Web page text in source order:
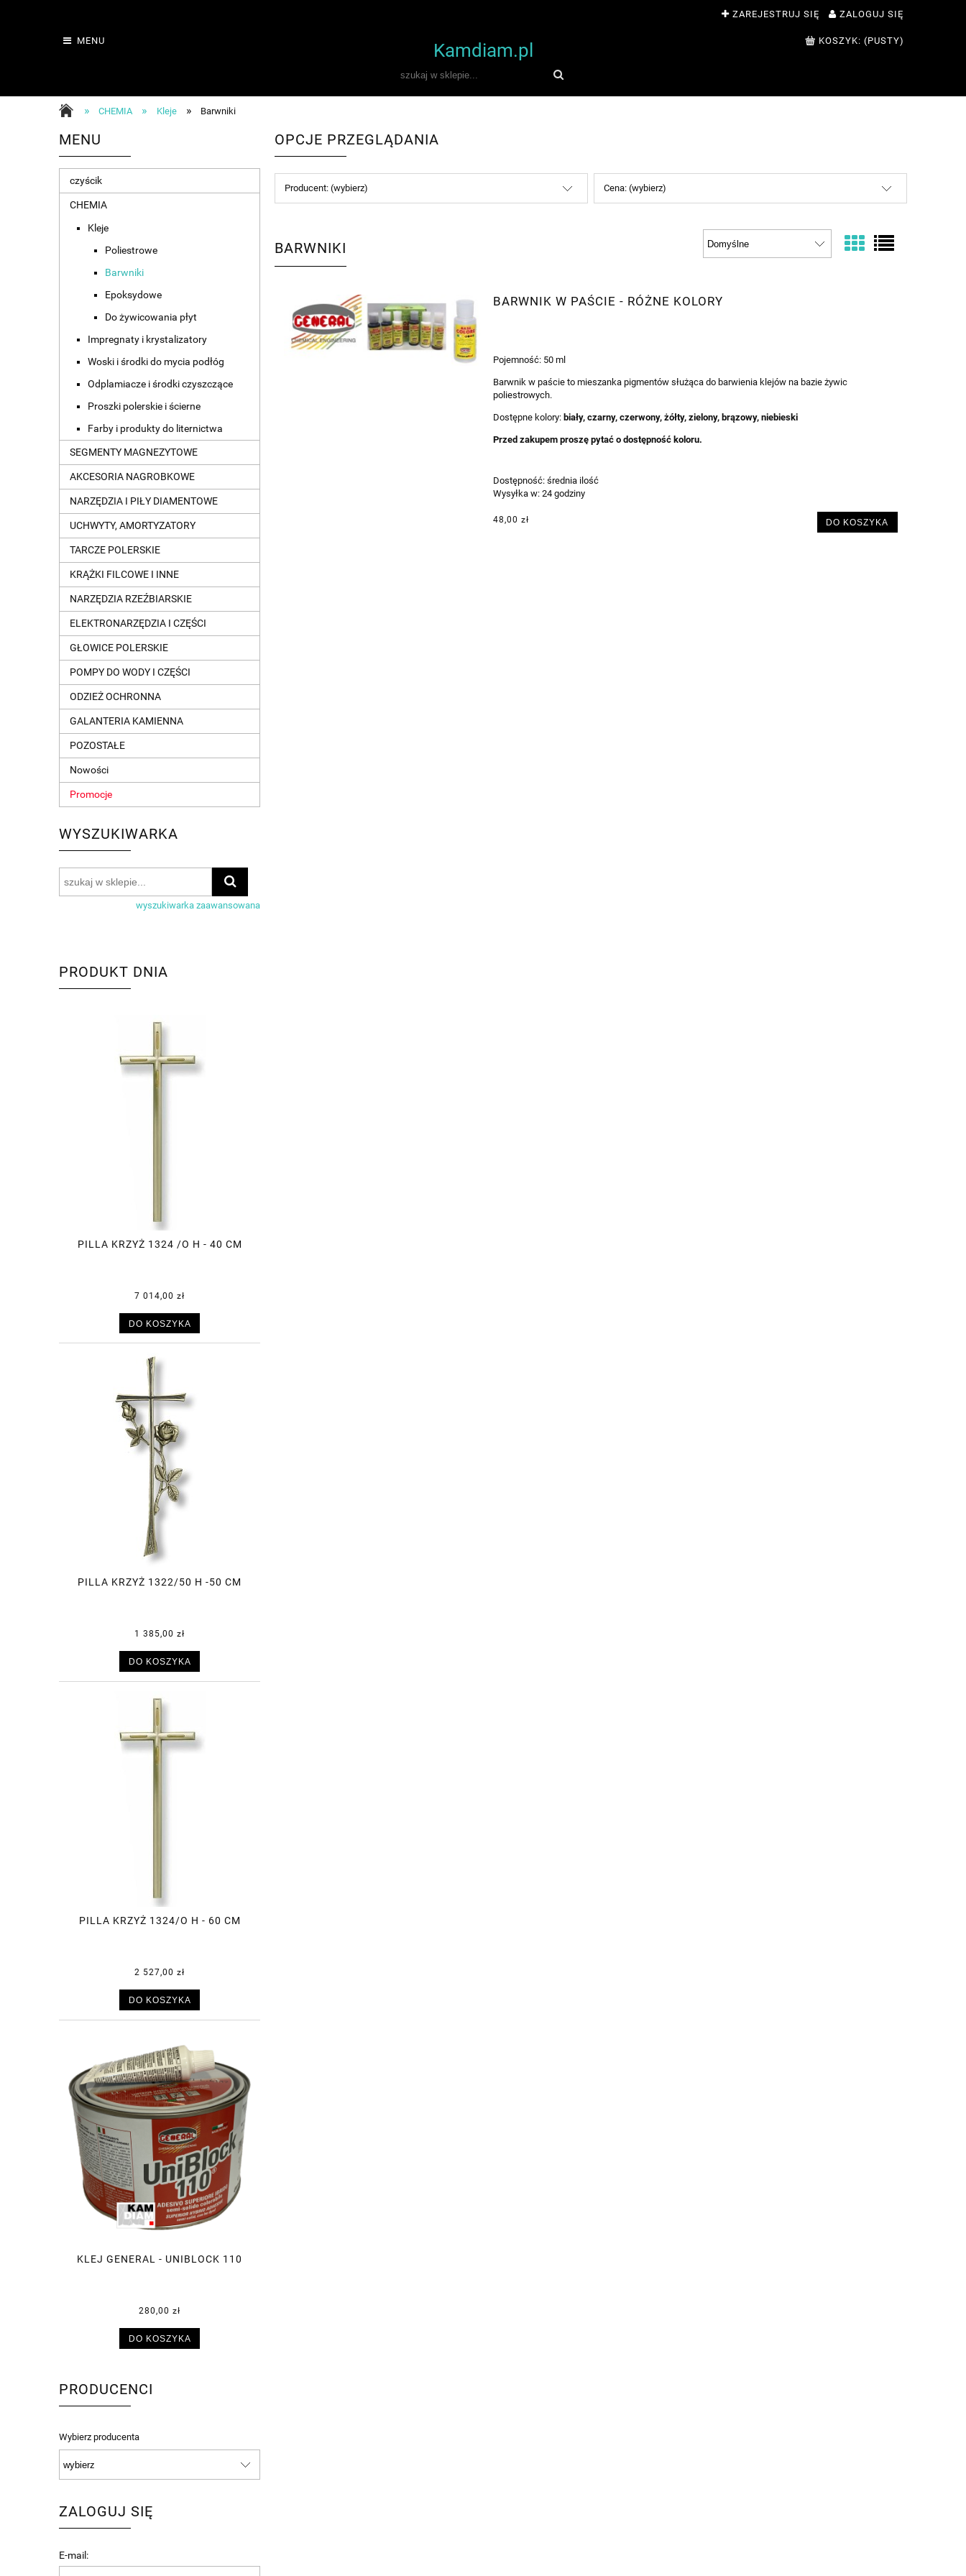
ZAREJESTRUJ SIĘ ZALOGUJ SIĘ
MENU Kamdiam.pl KOSZYK: (PUSTY)
» CHEMIA » Kleje » Barwniki
MENU
czyścik
CHEMIA
Kleje
Poliestrowe
Barwniki
Epoksydowe
Do żywicowania płyt
Impregnaty i krystalizatory
Woski i środki do mycia podłóg
Odplamiacze i środki czyszczące
Proszki polerskie i ścierne
Farby i produkty do liternictwa
SEGMENTY MAGNEZYTOWE
AKCESORIA NAGROBKOWE
NARZĘDZIA I PIŁY DIAMENTOWE
UCHWYTY, AMORTYZATORY
TARCZE POLERSKIE
KRĄŻKI FILCOWE I INNE
NARZĘDZIA RZEŹBIARSKIE
ELEKTRONARZĘDZIA I CZĘŚCI
GŁOWICE POLERSKIE
POMPY DO WODY I CZĘŚCI
ODZIEŻ OCHRONNA
GALANTERIA KAMIENNA
POZOSTAŁE
Nowości
Promocje
WYSZUKIWARKA
wyszukiwarka zaawansowana
PRODUKT DNIA
PILLA KRZYŻ 1324 /O H - 40 CM
7 014,00 zł
DO KOSZYKA
PILLA KRZYŻ 1322/50 H -50 CM
1 385,00 zł
DO KOSZYKA
PILLA KRZYŻ 1324/O H - 60 CM
2 527,00 zł
DO KOSZYKA
KLEJ GENERAL - UNIBLOCK 110
280,00 zł
DO KOSZYKA
PRODUCENCI
Wybierz producenta
ZALOGUJ SIĘ
E-mail:
OPCJE PRZEGLĄDANIA
Producent: (wybierz) Cena: (wybierz)
BARWNIKI
BARWNIK W PAŚCIE - RÓŻNE KOLORY
Pojemność: 50 ml
Barwnik w paście to mieszanka pigmentów służąca do barwienia klejów na bazie żywic
poliestrowych.
Dostępne kolory: biały, czarny, czerwony, żółty, zielony, brązowy, niebieski
Przed zakupem proszę pytać o dostępność koloru.
Dostępność: średnia ilość
Wysyłka w: 24 godziny
48,00 zł DO KOSZYKA